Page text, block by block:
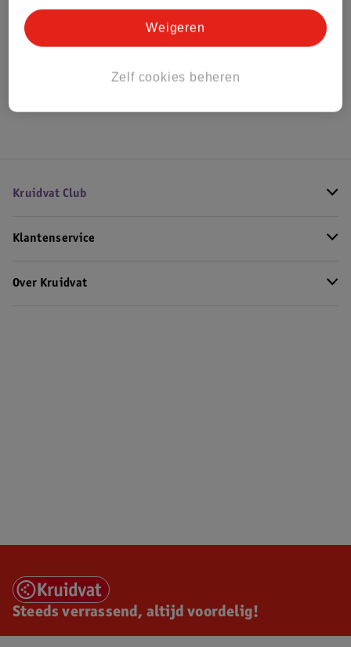
Bekijk ook
Kruidvat Club
Klantenservice
Over Kruidvat
Steeds verrassend, altijd voordelig!
Zelf cookies beheren
Weigeren